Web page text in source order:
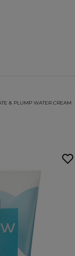
& PLUMP WATER CREAM